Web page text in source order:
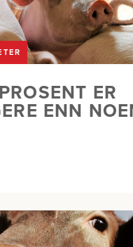
ER
ENN